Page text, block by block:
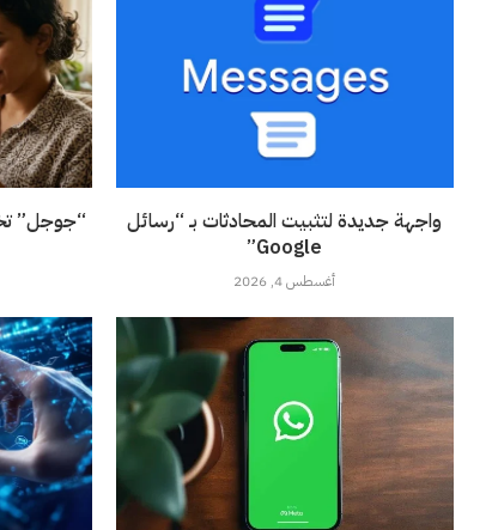
“جوجل”
واجهة جديدة لتثبيت المحادثات بـ “رسائل
Google”
أغسطس 4, 2026